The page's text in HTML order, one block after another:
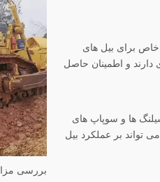
برای بیل های
و اطمینان حاصل
ها و سوپاپ های
تواند بر عملکرد بیل